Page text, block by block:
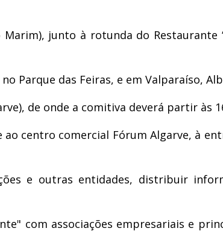
junto à rotunda do Restaurante
Parque das Feiras, e em Valparaíso,
de onde a comitiva deverá partir às
centro comercial Fórum Algarve, à
e outras entidades, distribuir
com associações empresariais e